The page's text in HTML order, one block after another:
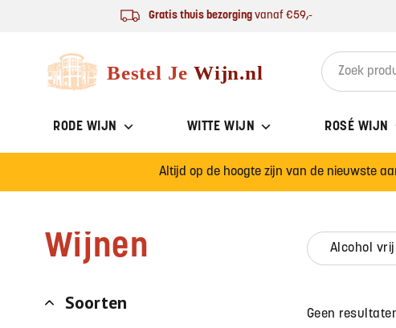
Gratis thuis bezorgingvanaf €59,-
Bestel Je Wijn
Search for:
RODE WIJN WITTE WIJN ROSÉ WIJN
Altijd op de hoogte zijn van de nieuwste
Wijnen
Soorten
alcohol vrij
Geen